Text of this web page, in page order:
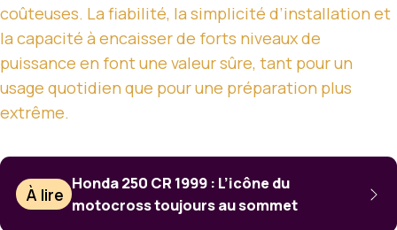
coûteuses. La fiabilité, la simplicité d’installation et
la capacité à encaisser de forts niveaux de
puissance en font une valeur sûre, tant pour un
usage quotidien que pour une préparation plus
extrême.
À lire
Honda 250 CR 1999 : L’icône du
motocross toujours au sommet